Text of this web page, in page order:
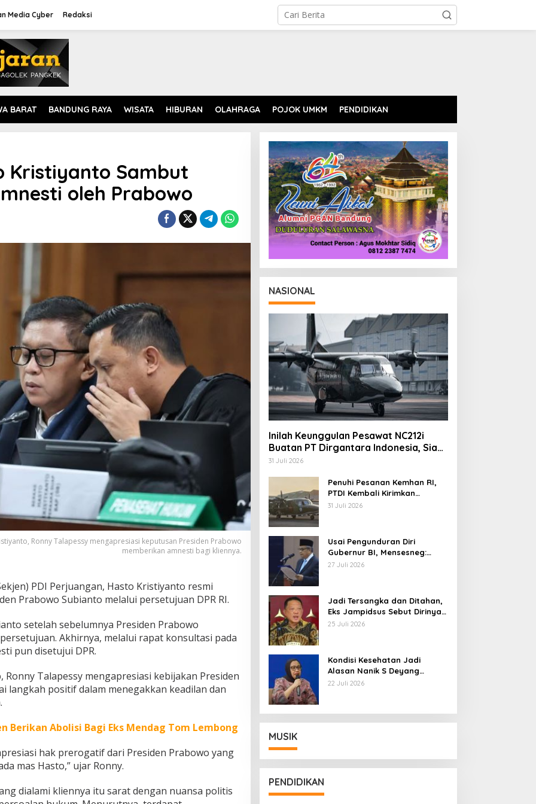
Media Cyber Redaksi
BARAT BANDUNG RAYA WISATA HIBURAN OLAHRAGA POJOK UMKM PENDIDIKAN
Kristiyanto Sambut
oleh Prabowo
Ronny Talapessy mengapresiasi keputusan Presiden Prabowo
memberikan amnesti bagi kliennya.
PDI Perjuangan, Hasto Kristiyanto resmi
Prabowo Subianto melalui persetujuan DPR RI.
setelah sebelumnya Presiden Prabowo
Akhirnya, melalui rapat konsultasi pada
pun disetujui DPR.
Talapessy mengapresiasi kebijakan Presiden
langkah positif dalam menegakkan keadilan dan
Berikan Abolisi Bagi Eks Mendag Tom Lembong
hak prerogatif dari Presiden Prabowo yang
mas Hasto,” ujar Ronny.
dialami kliennya itu sarat dengan nuansa politis
NASIONAL
Inilah Keunggulan Pesawat NC212i
Buatan PT Dirgantara Indonesia, Siap
Dukung Berbagai Operasi TNI
31 Juli 2026
Penuhi Pesanan Kemhan RI,
PTDI Kembali Kirimkan
Pesawat NC212i ke Pangkalan
31 Juli 2026
Usai Pengunduran Diri
Gubernur BI, Mensesneg:
Segera Terbit Keppres
27 Juli 2026
Jadi Tersangka dan Ditahan,
Eks Jampidsus Sebut Dirinya
Korban Kriminalisasi
25 Juli 2026
Kondisi Kesehatan Jadi
Alasan Nanik S Deyang
Mundur dari BGN, Prabowo
22 Juli 2026
MUSIK
PENDIDIKAN